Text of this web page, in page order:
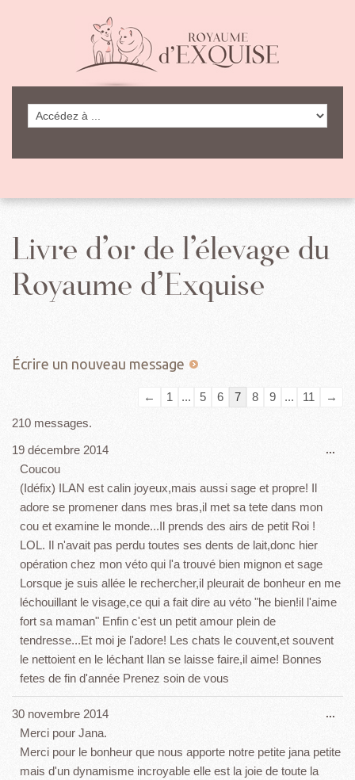
Livre d’or de l’élevage du
Royaume d’Exquise
Navigation
livre
d’or
← 1 ... 5 6 7 8 9 ... 11
→
210 messages.
19 décembre 2014
Coucou
(Idéfix) ILAN est calin joyeux,mais aussi sage et propre! Il
adore se promener dans mes bras,il met sa tete dans mon
cou et examine le monde...Il prends des airs de petit Roi !
LOL. Il n'avait pas perdu toutes ses dents de lait,donc hier
opération chez mon véto qui l'a trouvé bien mignon et sage
Lorsque je suis allée le rechercher,il pleurait de bonheur en me
léchouillant le visage,ce qui a fait dire au véto "he bien!il l'aime
fort sa maman" Enfin c'est un petit amour plein de
tendresse...Et moi je l'adore! Les chats le couvent,et souvent
le nettoient en le léchant Ilan se laisse faire,il aime! Bonnes
fetes de fin d'année Prenez soin de vous
...
30 novembre 2014
Merci pour Jana.
Merci pour le bonheur que nous apporte notre petite jana petite
mais d'un dynamisme incroyable elle est la joie de toute la
...